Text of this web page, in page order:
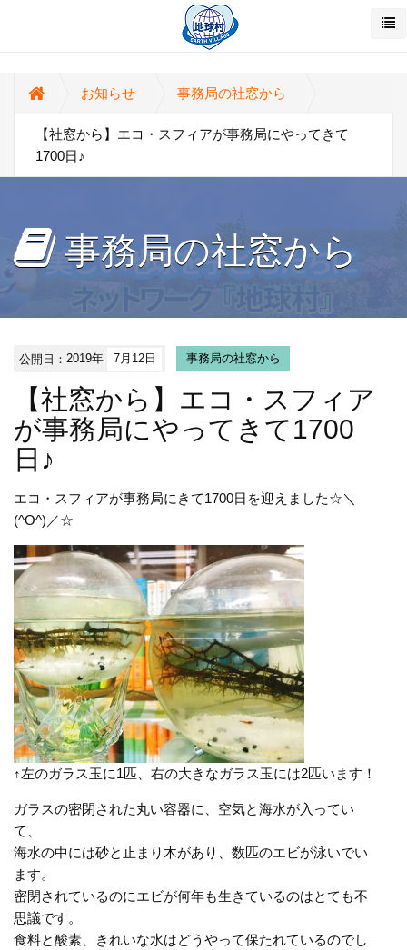
お知らせ 事務局の社窓から
【社窓から】エコ・スフィアが事務局にやってきて
1700日♪
事務局の社窓から
公開日：2019年 7月12日 事務局の社窓から
【社窓から】エコ・スフィア
が事務局にやってきて1700
日♪
エコ・スフィアが事務局にきて1700日を迎えました☆＼
(^O^)／☆
↑左のガラス玉に1匹、右の大きなガラス玉には2匹います！
ガラスの密閉された丸い容器に、空気と海水が入ってい
て、
海水の中には砂と止まり木があり、数匹のエビが泳いでい
ます。
密閉されているのにエビが何年も生きているのはとても不
思議です。
食料と酸素、きれいな水はどうやって保たれているのでし